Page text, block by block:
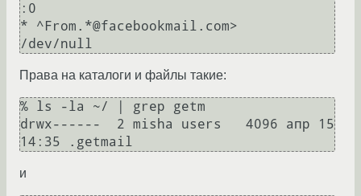
:0
* ^From.*@facebookmail.com>
Права на каталоги и файлы такие:
% ls -la ~/ | grep getm
drwx------  2 misha users   4096 апр 15
и